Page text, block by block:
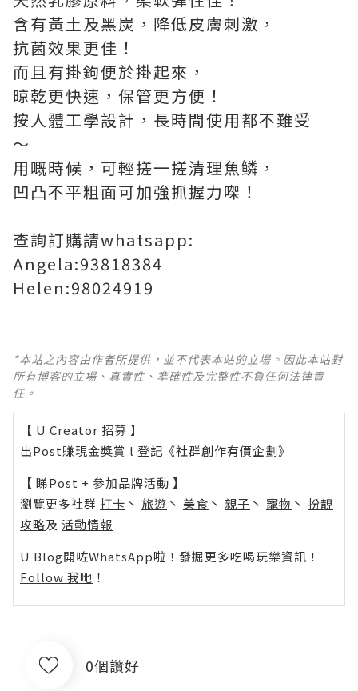
含有黃土及黑炭，降低皮膚刺激，
抗菌效果更佳！
而且有掛鉤便於掛起來，
晾乾更快速，保管更方便！
按人體工學設計，長時間使用都不難受
～
用嘅時候，可輕搓一搓清理魚鳞，
凹凸不平粗面可加強抓握力㗎！
查詢訂購請whatsapp:
Angela:93818384
Helen:98024919
*本站之內容由作者所提供，並不代表本站的立場。因此本站對
所有博客的立場、真實性、準確性及完整性不負任何法律責
任。
【 U Creator 招募 】
出Post賺現金獎賞 l 登記《社群創作有價企劃》
【 睇Post + 參加品牌活動 】
瀏覽更多社群 打卡 丶 旅遊 丶 美食 丶 親子 丶 寵物 丶 扮靚
攻略及 活動情報
U Blog開咗WhatsApp啦！發掘更多吃喝玩樂資訊！
Follow 我哋 ！
0個讚好